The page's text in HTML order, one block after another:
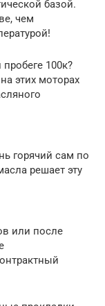
базой.
чем
100к?
этих моторах
горячий сам по
решает эту
или после